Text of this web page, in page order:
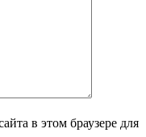
в этом браузере для